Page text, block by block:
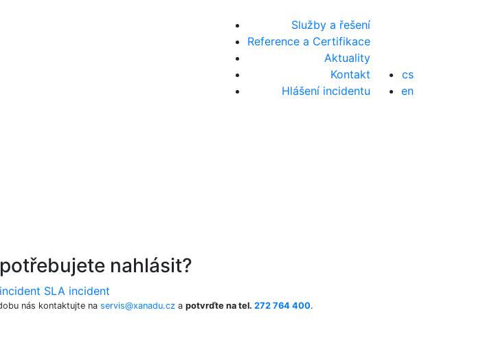
Služby a řešení
Reference a Certifikace
Aktuality
Kontakt
Hlášení incidentu
cs
en
nahlásit?
SLA incident
nás kontaktujte na servis@xanadu.cz a potvrďte na tel. 272 764 400.